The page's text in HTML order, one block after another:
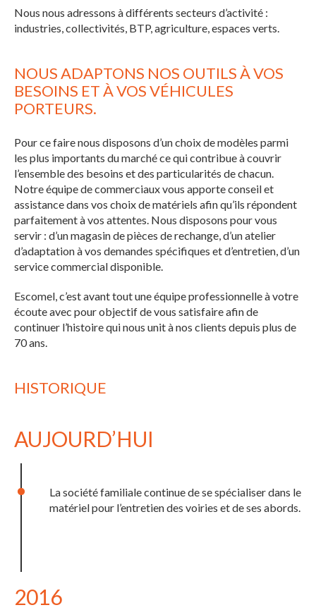
Nous nous adressons à différents secteurs d’activité :
industries, collectivités, BTP, agriculture, espaces verts.
NOUS ADAPTONS NOS OUTILS À VOS
BESOINS ET À VOS VÉHICULES
PORTEURS.
Pour ce faire nous disposons d’un choix de modèles parmi
les plus importants du marché ce qui contribue à couvrir
l’ensemble des besoins et des particularités de chacun.
Notre équipe de commerciaux vous apporte conseil et
assistance dans vos choix de matériels afin qu’ils répondent
parfaitement à vos attentes. Nous disposons pour vous
servir : d’un magasin de pièces de rechange, d’un atelier
d’adaptation à vos demandes spécifiques et d’entretien, d’un
service commercial disponible.
Escomel, c’est avant tout une équipe professionnelle à votre
écoute avec pour objectif de vous satisfaire afin de
continuer l’histoire qui nous unit à nos clients depuis plus de
70 ans.
HISTORIQUE
AUJOURD’HUI
La société familiale continue de se spécialiser dans le
matériel pour l’entretien des voiries et de ses abords.
2016